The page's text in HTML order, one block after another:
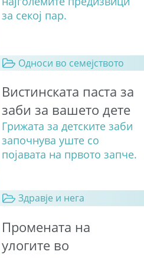
за секој пар.
Односи во семејството
Вистинската паста за
заби за вашето дете
Грижата за детските заби
започнува уште со
појавата на првото запче.
Здравје и нега
Промената на
улогите во